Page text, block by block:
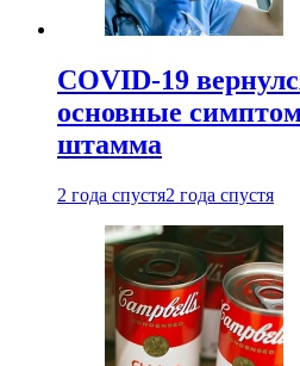
COVID-19
основные
штамма
2 года спустя2 года спустя